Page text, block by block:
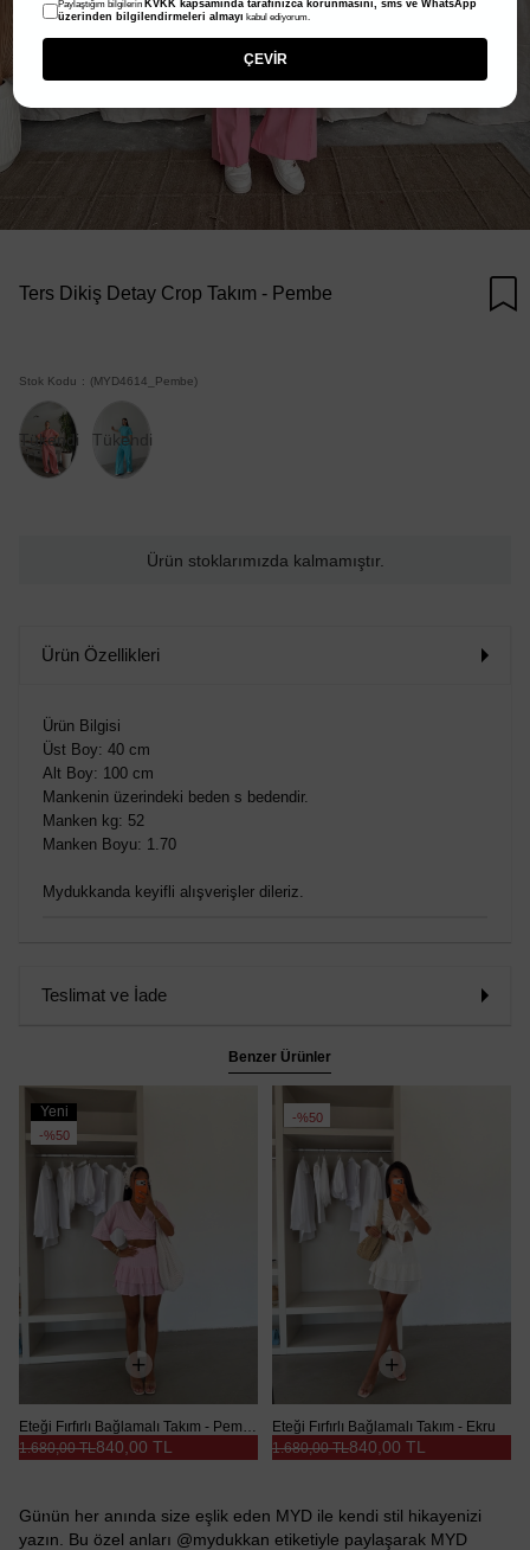
Ters Dikiş Detay Crop Takım - Pembe
Stok Kodu (MYD4614_Pembe)
Tükendi Tükendi
Ürün stoklarımızda kalmamıştır.
Ürün Özellikleri
Ürün Bilgisi
Üst Boy: 40 cm
Alt Boy: 100 cm
Mankenin üzerindeki beden s bedendir.
Manken kg: 52
Manken Boyu: 1.70
Mydukkanda keyifli alışverişler dileriz.
Teslimat ve İade
Benzer Ürünler
Yeni
Ürün
%50
Eteği Fırfırlı Bağlamalı Takım - Pembe
840,00 TL
1.680,00 TL
%50
Eteği Fırfırlı Bağlamalı Takım - Ekru
840,00 TL
1.680,00 TL
Günün her anında size eşlik eden MYD ile kendi stil hikayenizi
yazın. Bu özel anları @mydukkan etiketiyle paylaşarak MYD
Paylaştığım bilgilerin KVKK kapsamında tarafınızca korunmasını, sms ve WhatsApp
üzerinden bilgilendirmeleri almayı kabul ediyorum.
ÇEVİR